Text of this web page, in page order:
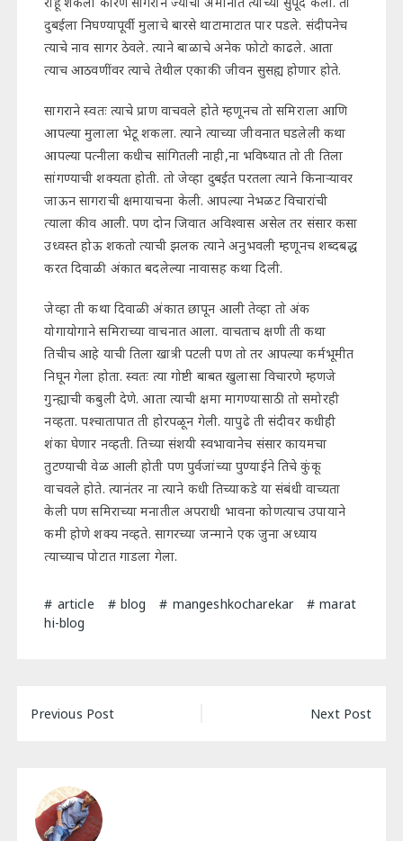
दुबईला निघण्यापूर्वी मुलाचे बारसे थाटामाटात पार पडले. संदीपनेच
त्याचे नाव सागर ठेवले. त्याने बाळाचे अनेक फोटो काढले. आता
त्याच आठवणींवर त्याचे तेथील एकाकी जीवन सुसह्य होणार होते.
सागराने स्वतः त्याचे प्राण वाचवले होते म्हणूनच तो समिराला आणि
आपल्या मुलाला भेटू शकला. त्याने त्याच्या जीवनात घडलेली कथा
आपल्या पत्नीला कधीच सांगितली नाही,ना भविष्यात तो ती तिला
सांगण्याची शक्यता होती. तो जेव्हा दुबईत परतला त्याने किनाऱ्यावर
जाऊन सागराची क्षमायाचना केली. आपल्या नेभळट विचारांची
त्याला कीव आली. पण दोन जिवात अविश्वास असेल तर संसार कसा
उध्वस्त होऊ शकतो त्याची झलक त्याने अनुभवली म्हणूनच शब्दबद्ध
करत दिवाळी अंकात बदलेल्या नावासह कथा दिली.
जेव्हा ती कथा दिवाळी अंकात छापून आली तेव्हा तो अंक
योगायोगाने समिराच्या वाचनात आला. वाचताच क्षणी ती कथा
तिचीच आहे याची तिला खात्री पटली पण तो तर आपल्या कर्मभूमीत
निघून गेला होता. स्वतः त्या गोष्टी बाबत खुलासा विचारणे म्हणजे
गुन्ह्याची कबुली देणे. आता त्याची क्षमा मागण्यासाठी तो समोरही
नव्हता. पश्चातापात ती होरपळून गेली. यापुढे ती संदीवर कधीही
शंका घेणार नव्हती. तिच्या संशयी स्वभावानेच संसार कायमचा
तुटण्याची वेळ आली होती पण पुर्वजांच्या पुण्याईने तिचे कुंकू
वाचवले होते. त्यानंतर ना त्याने कधी तिच्याकडे या संबंधी वाच्यता
केली पण समिराच्या मनातील अपराधी भावना कोणत्याच उपायाने
कमी होणे शक्य नव्हते. सागरच्या जन्माने एक जुना अध्याय
त्याच्याच पोटात गाडला गेला.
article blog mangeshkocharekar
marat
hi-blog
Post
Previous Post Next Post